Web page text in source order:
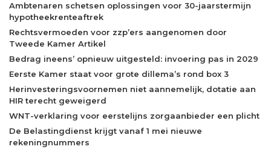
Ambtenaren schetsen oplossingen voor 30-jaarstermijn
hypotheekrenteaftrek
Rechtsvermoeden voor zzp’ers aangenomen door
Tweede Kamer Artikel
Bedrag ineens’ opnieuw uitgesteld: invoering pas in 2029
Eerste Kamer staat voor grote dillema’s rond box 3
Herinvesteringsvoornemen niet aannemelijk, dotatie aan
HIR terecht geweigerd
WNT-verklaring voor eerstelijns zorgaanbieder een plicht
De Belastingdienst krijgt vanaf 1 mei nieuwe
rekeningnummers